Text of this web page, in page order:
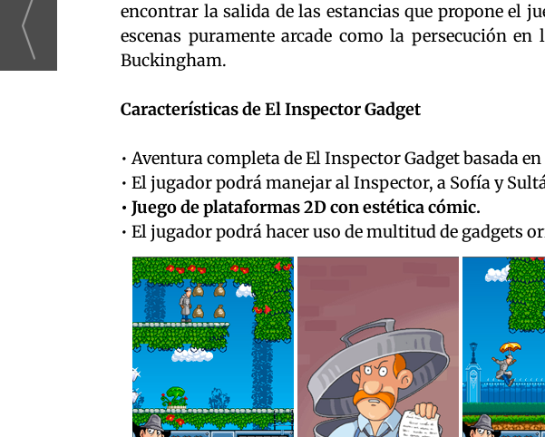
encontrar la salida de las estancias que propone el
escenas puramente arcade como la persecución
Buckingham.
Características de El Inspector Gadget
• Aventura completa de El Inspector Gadget basada
• El jugador podrá manejar al Inspector, a Sofía y
• Juego de plataformas 2D con estética cómic.
• El jugador podrá hacer uso de multitud de gadgets